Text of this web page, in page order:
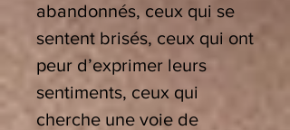
abandonnés, ceux qui se
sentent brisés, ceux qui ont
peur d’exprimer leurs
sentiments, ceux qui
cherche une voie de